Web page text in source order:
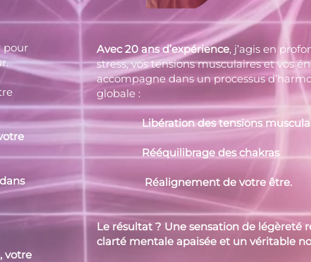
pour
votre
Avec 20 ans d’expérience, j’agis en
stress, vos tensions musculaires et vos
accompagne dans un processus
globale :
Libération des tensions
Rééquilibrage des chakras
Réalignement de votre être.
Le résultat ? Une sensation de légèreté
clarté mentale apaisée et un véritable